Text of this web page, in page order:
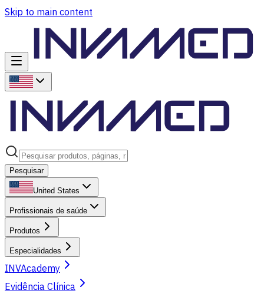
Skip to main content
Pesquisar
United States
Profissionais de saúde
Produtos
Especialidades
INVAcademy
Evidência Clínica